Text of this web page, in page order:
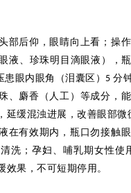
部后仰，眼睛向上看；操
液、珍珠明目滴眼液），
眼内眼角（泪囊区） 5 分
、麝香（人工）等成分，
延缓混浊进展，改善眼部
在有效期内，瓶口勿接触
洗；孕妇、哺乳期女性
效果，不可短期停用。